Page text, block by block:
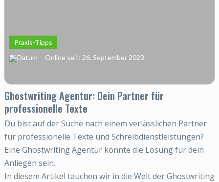
Praxis-Tipps
Online seit: 26. September 2023
Ghostwriting Agentur: Dein Partner für
professionelle Texte
Du bist auf der Suche nach einem verlässlichen Partner
für professionelle Texte und Schreibdienstleistungen?
Eine Ghostwriting Agentur könnte die Lösung für dein
Anliegen sein.
In diesem Artikel tauchen wir in die Welt der Ghostwriting